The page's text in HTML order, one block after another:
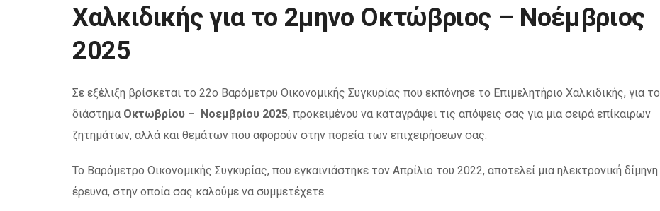
Χαλκιδικής για το 2μηνο Οκτώβριος – Νοέμβριος
2025
Σε εξέλιξη βρίσκεται το 22ο Βαρόμετρυ Οικονομικής Συγκυρίας που εκπόνησε το Επιμελητήριο Χαλκιδικής, για το
διάστημα Οκτωβρίου – Νοεμβρίου 2025, προκειμένου να καταγράψει τις απόψεις σας για μια σειρά επίκαιρων
ζητημάτων, αλλά και θεμάτων που αφορούν στην πορεία των επιχειρήσεων σας.
Το Βαρόμετρο Οικονομικής Συγκυρίας, που εγκαινιάστηκε τον Απρίλιο του 2022, αποτελεί μια ηλεκτρονική δίμηνη
έρευνα, στην οποία σας καλούμε να συμμετέχετε.